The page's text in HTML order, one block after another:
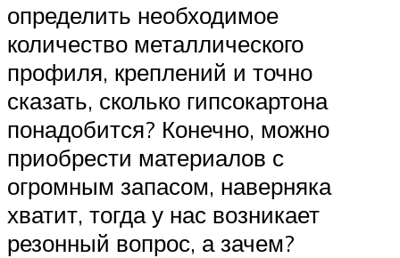
определить необходимое
количество металлического
профиля, креплений и точно
сказать, сколько гипсокартона
понадобится? Конечно, можно
приобрести материалов с
огромным запасом, наверняка
хватит, тогда у нас возникает
резонный вопрос, а зачем?